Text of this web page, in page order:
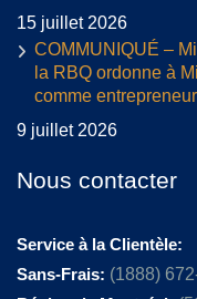
15 juillet 2026
COMMUNIQUÉ –
la RBQ ordonne à
comme
9 juillet 2026
Nous contacter
Service à la Clientèle:
Sans-Frais: (1888)